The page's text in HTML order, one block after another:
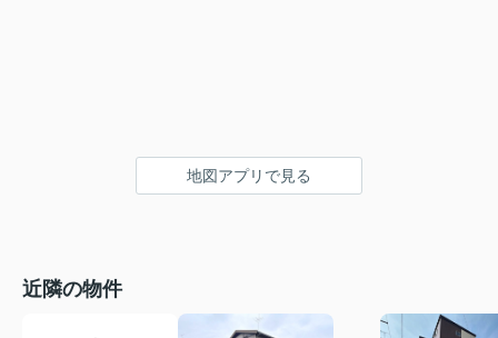
地図アプリで見る
近隣の物件